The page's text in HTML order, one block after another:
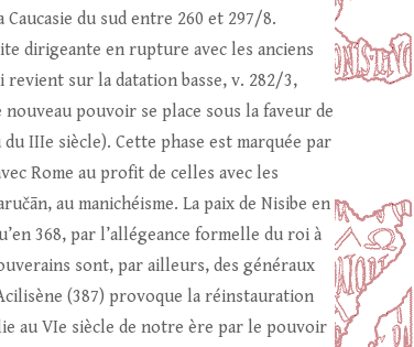
du sud entre 260 et 297/8.
dirigeante en rupture avec les anciens
revient sur la datation basse, v. 282/3,
pouvoir se place sous la faveur de
IIIe siècle). Cette phase est marquée par
Rome au profit de celles avec les
au manichéisme. La paix de Nisibe en
368, par l’allégeance formelle du roi à
sont, par ailleurs, des généraux
(387) provoque la réinstauration
au VIe siècle de notre ère par le pouvoir